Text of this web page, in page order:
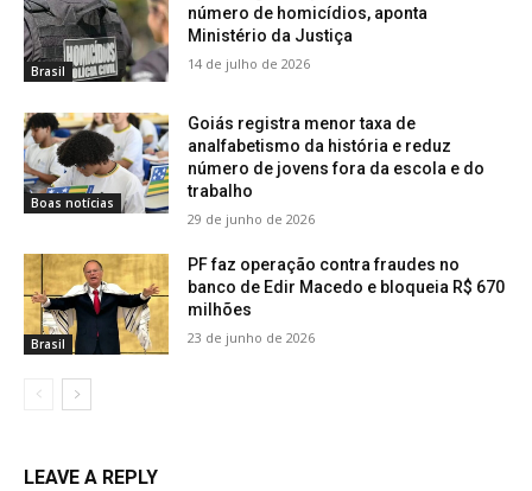
Brasil
número de homicídios, aponta
Ministério da Justiça
14 de julho de 2026
Boas notícias
Goiás registra menor taxa de
analfabetismo da história e reduz
número de jovens fora da escola e do
trabalho
29 de junho de 2026
Brasil
PF faz operação contra fraudes no
banco de Edir Macedo e bloqueia R$ 670
milhões
23 de junho de 2026
LEAVE A REPLY